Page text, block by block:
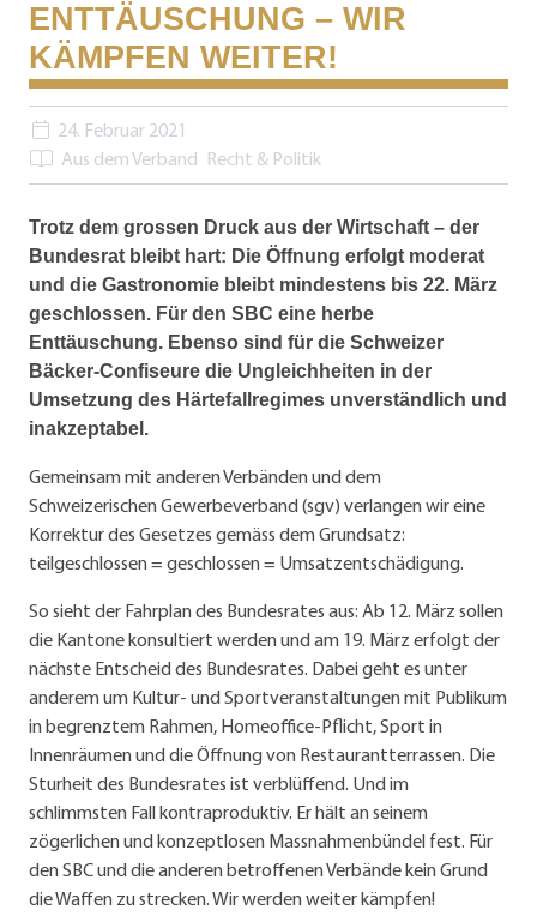
ENTTÄUSCHUNG – WIR
KÄMPFEN WEITER!
24. Februar 2021
Aus dem Verband Recht & Politik
Trotz dem grossen Druck aus der Wirtschaft – der
Bundesrat bleibt hart: Die Öffnung erfolgt moderat
und die Gastronomie bleibt mindestens bis 22. März
geschlossen. Für den SBC eine herbe
Enttäuschung. Ebenso sind für die Schweizer
Bäcker-Confiseure die Ungleichheiten in der
Umsetzung des Härtefallregimes unverständlich und
inakzeptabel.
Gemeinsam mit anderen Verbänden und dem
Schweizerischen Gewerbeverband (sgv) verlangen wir eine
Korrektur des Gesetzes gemäss dem Grundsatz:
teilgeschlossen = geschlossen = Umsatzentschädigung.
So sieht der Fahrplan des Bundesrates aus: Ab 12. März sollen
die Kantone konsultiert werden und am 19. März erfolgt der
nächste Entscheid des Bundesrates. Dabei geht es unter
anderem um Kultur- und Sportveranstaltungen mit Publikum
in begrenztem Rahmen, Homeoffice-Pflicht, Sport in
Innenräumen und die Öffnung von Restaurantterrassen. Die
Sturheit des Bundesrates ist verblüffend. Und im
schlimmsten Fall kontraproduktiv. Er hält an seinem
zögerlichen und konzeptlosen Massnahmenbündel fest. Für
den SBC und die anderen betroffenen Verbände kein Grund
die Waffen zu strecken. Wir werden weiter kämpfen!